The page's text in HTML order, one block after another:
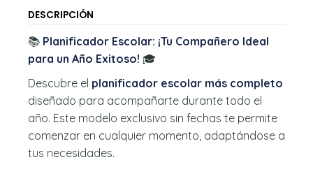
DESCRIPCIÓN
📚 Planificador Escolar: ¡Tu Compañero Ideal
para un Año Exitoso! 🎓
Descubre el planificador escolar más completo
diseñado para acompañarte durante todo el
año. Este modelo exclusivo sin fechas te permite
comenzar en cualquier momento, adaptándose a
tus necesidades.